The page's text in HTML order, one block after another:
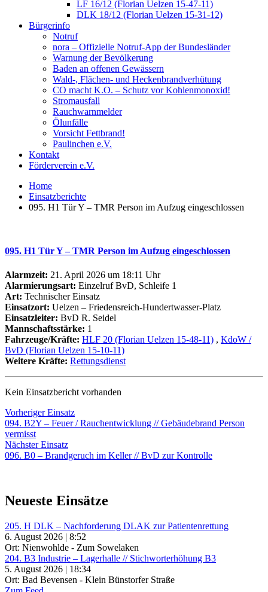
LF 16/12 (Florian Uelzen 15-47-11)
DLK 18/12 (Florian Uelzen 15-31-12)
Bürgerinfo
Notruf
nora – Offizielle Notruf-App der Bundesländer
Warnung der Bevölkerung
Baden an offenen Gewässern
Wald-, Flächen- und Heckenbrandverhütung
CO macht K.O. – Schutz vor Kohlenmonoxid!
Stromausfall
Rauchwarnmelder
Ölunfälle
Vorsicht Fettbrand!
Paulinchen e.V.
Kontakt
Förderverein e.V.
Home
Einsatzberichte
095. H1 Tür Y – TMR Person im Aufzug eingeschlossen
095. H1 Tür Y – TMR Person im Aufzug eingeschlossen
Alarmzeit: 21. April 2026 um 18:11 Uhr
Alarmierungsart: Einzelruf BvD, Schleife 1
Art: Technischer Einsatz
Einsatzort: Uelzen – Friedensreich-Hundertwasser-Platz
Einsatzleiter: BvD R. Seidel
Mannschaftsstärke: 1
Fahrzeuge/Kräfte: HLF 20 (Florian Uelzen 15-48-11) , KdoW /
BvD (Florian Uelzen 15-10-11)
Weitere Kräfte: Rettungsdienst
Kein Einsatzbericht vorhanden
Beitragsnavigation
Vorheriger EinsatzVorheriger
Einsatz:
094. B2Y – Feuer / Rauchentwicklung // Gebäudebrand Person
vermisst
Nächster EinsatzNächster
Einsatz:
096. B0 – Brandgeruch im Keller // BvD zur Kontrolle
Neueste Einsätze
205. H DLK – Nachforderung DLAK zur Patientenrettung
6. August 2026 | 8:52
Ort: Nienwohlde - Zum Sowelaken
204. B3 Industrie – Lagerhalle // Stichworterhöhung B3
5. August 2026 | 18:34
Ort: Bad Bevensen - Klein Bünstorfer Straße